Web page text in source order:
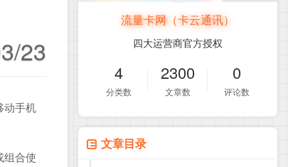
23
动手机
组合使
流量卡网（卡云通讯）
四大运营商官方授权
4
分类数
2300
文章数
0
评论数
文章目录